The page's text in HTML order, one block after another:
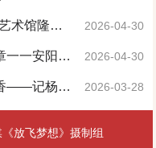
术馆隆重
2026-04-30
一一安阳市
会议成功
2026-04-30
——记杨柳
臧金艳
2026-03-28
放飞梦想》摄制组